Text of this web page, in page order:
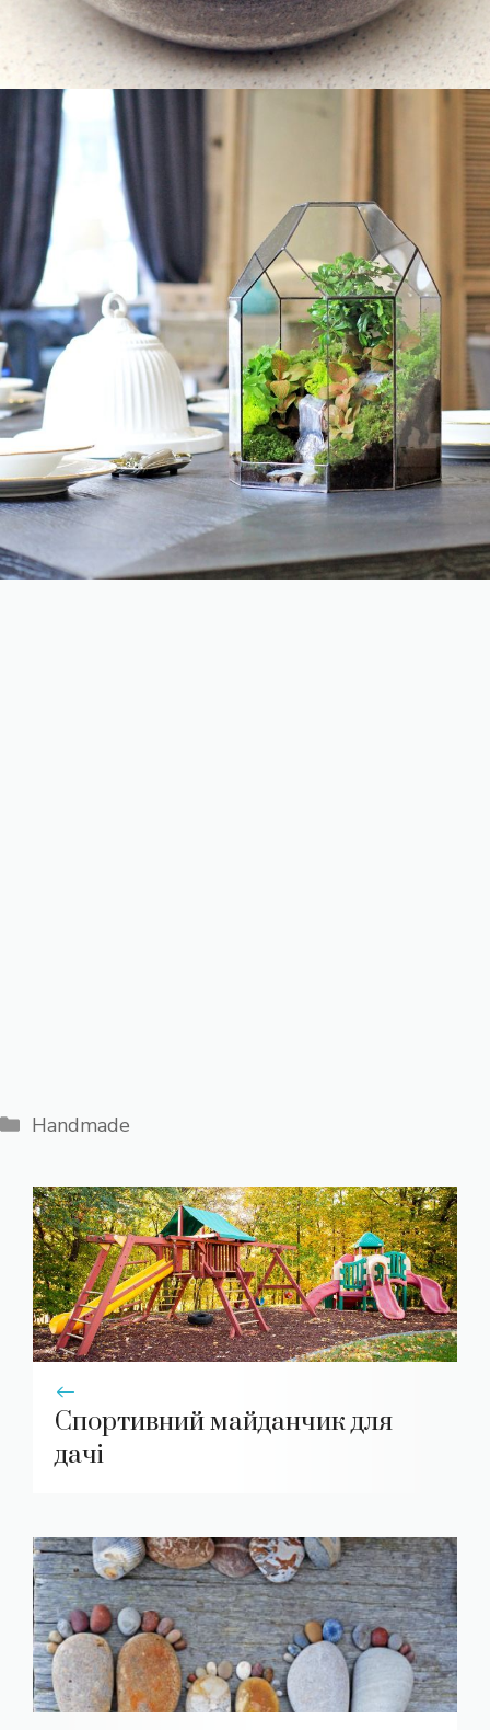
Категорії
Handmade
Спортивний майданчик для
дачі